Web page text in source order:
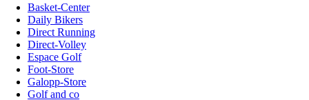
Basket-Center
Daily Bikers
Direct Running
Direct-Volley
Espace Golf
Foot-Store
Galopp-Store
Golf and co